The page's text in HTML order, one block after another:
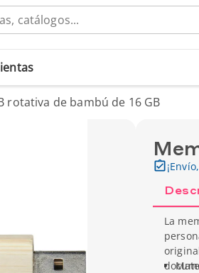
rotativa de bambú de 16 GB
La